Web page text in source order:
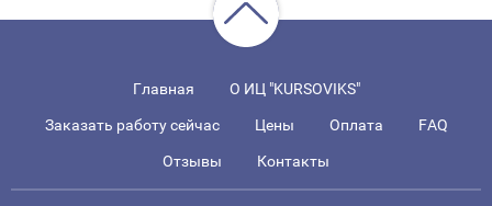
Главная О ИЦ "KURSOVIKS"
Заказать работу сейчас Цены Оплата FAQ
Отзывы Контакты